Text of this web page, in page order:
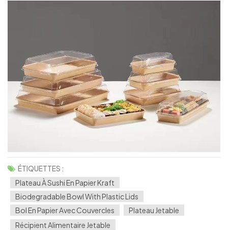
ÉTIQUETTES :
Plateau À Sushi En Papier Kraft
Biodegradable Bowl With Plastic Lids
Bol En Papier Avec Couvercles
Plateau Jetable
Récipient Alimentaire Jetable